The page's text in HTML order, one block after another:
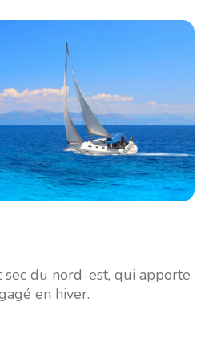
sec du nord-est, qui apporte
en hiver.